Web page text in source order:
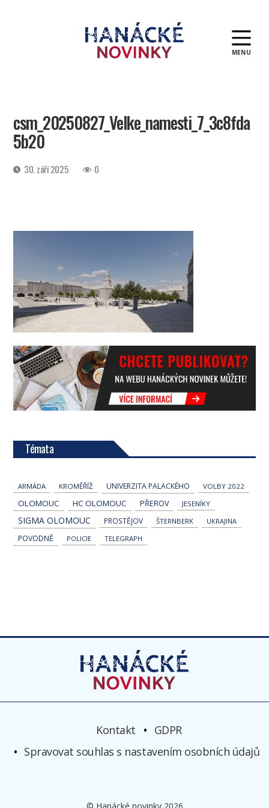
MENU
csm_20250827_Velke_namesti_7_3c8fda
5b20
Datum30. září 2025 0
Témata
ARMÁDA KROMĚŘÍŽ UNIVERZITA PALACKÉHO VOLBY 2022
OLOMOUC HC OLOMOUC PŘEROV JESENÍKY
SIGMA OLOMOUC PROSTĚJOV ŠTERNBERK UKRAJINA
POVODNĚ POLICIE TELEGRAPH
Kontakt
GDPR
Spravovat souhlas s nastavením osobních údajů